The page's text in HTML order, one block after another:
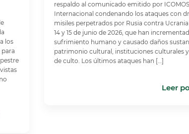
los
respaldo al comunicado emitido por ICOMOS
Internacional condenando los ataques con
misiles perpetrados por Rusia contra
14 y 15 de junio de 2026, que han
sufrimiento humano y causado daños
patrimonio cultural, instituciones culturales
de culto. Los últimos ataques han […]
Leer